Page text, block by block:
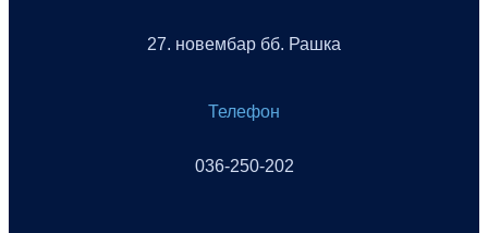
27. новембар бб. Рашка
Телефон
036-250-202